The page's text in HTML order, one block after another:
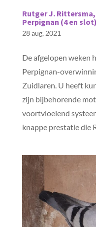
Rutger J.
Perpignan (4 en slot)
28 aug, 2021
De afgelopen weken
Perpignan-
Zuidlaren. U heeft
zijn bijbehorende
voortvloeiend
knappe prestatie die